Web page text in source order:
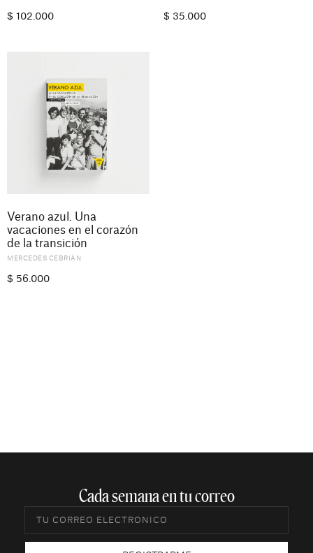
$ 102.000 $ 35.000
Verano azul. Una
vacaciones en el corazón
de la transición
MERCEDES CEBRIÁN
$ 56.000
Cada semana en tu correo​